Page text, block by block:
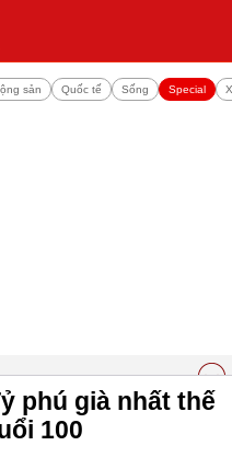
sản Quốc tế Sống Special
phú già nhất thế
100